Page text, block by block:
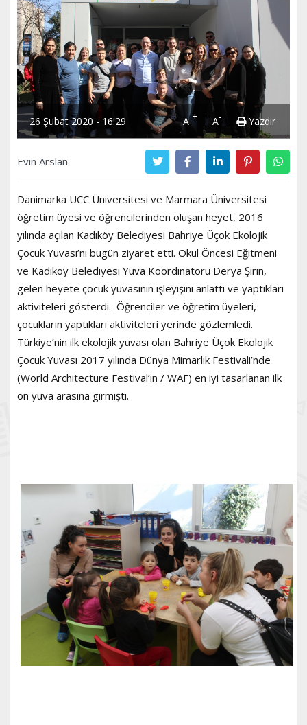
26 Şubat 2020 - 16:29 A+ A- Yazdır
Evin Arslan
Danimarka UCC Üniversitesi ve Marmara Üniversitesi
öğretim üyesi ve öğrencilerinden oluşan heyet, 2016
yılında açılan Kadıköy Belediyesi Bahriye Üçok Ekolojik
Çocuk Yuvası’nı bugün ziyaret etti. Okul Öncesi Eğitmeni
ve Kadıköy Belediyesi Yuva Koordinatörü Derya Şirin,
gelen heyete çocuk yuvasının işleyişini anlattı ve yaptıkları
aktiviteleri gösterdi. Öğrenciler ve öğretim üyeleri,
çocukların yaptıkları aktiviteleri yerinde gözlemledi.
Türkiye’nin ilk ekolojik yuvası olan Bahriye Üçok Ekolojik
Çocuk Yuvası 2017 yılında Dünya Mimarlık Festivali’nde
(World Architecture Festival’ın / WAF) en iyi tasarlanan ilk
on yuva arasına girmişti.